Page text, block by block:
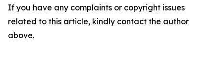
If you have any complaints or copyright issues
related to this article, kindly contact the author
above.